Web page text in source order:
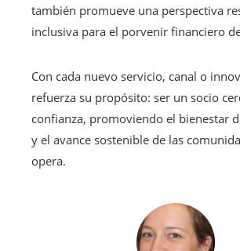
también promueve una perspectiva
inclusiva para el porvenir financiero
Con cada nuevo servicio, canal o
refuerza su propósito: ser un socio
confianza, promoviendo el bienestar
y el avance sostenible de las
opera.